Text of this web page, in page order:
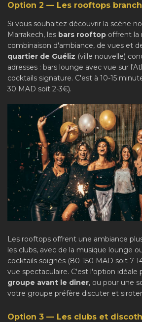
Option 2 — Les rooftops
Si vous souhaitez découvrir la scène
Marrakech, les bars rooftop offrent la
combinaison d'ambiance, de vues et
quartier de Guéliz (ville nouvelle)
adresses : bars lounge avec vue sur
cocktails signature. C'est à 10-15
30 MAD soit 2-3€).
Les rooftops offrent une ambiance
les clubs, avec de la musique lounge
cocktails soignés (80-150 MAD soit 7-
vue spectaculaire. C'est l'option idéale
groupe avant le dîner, ou pour une
votre groupe préfère discuter et
Option 3 — Les clubs et